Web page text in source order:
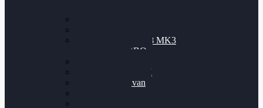
Nissan GT-R35 3.8 MK3
V6 TWINTURBO
VW Passat 2.0TDI
VW T6 Multivan